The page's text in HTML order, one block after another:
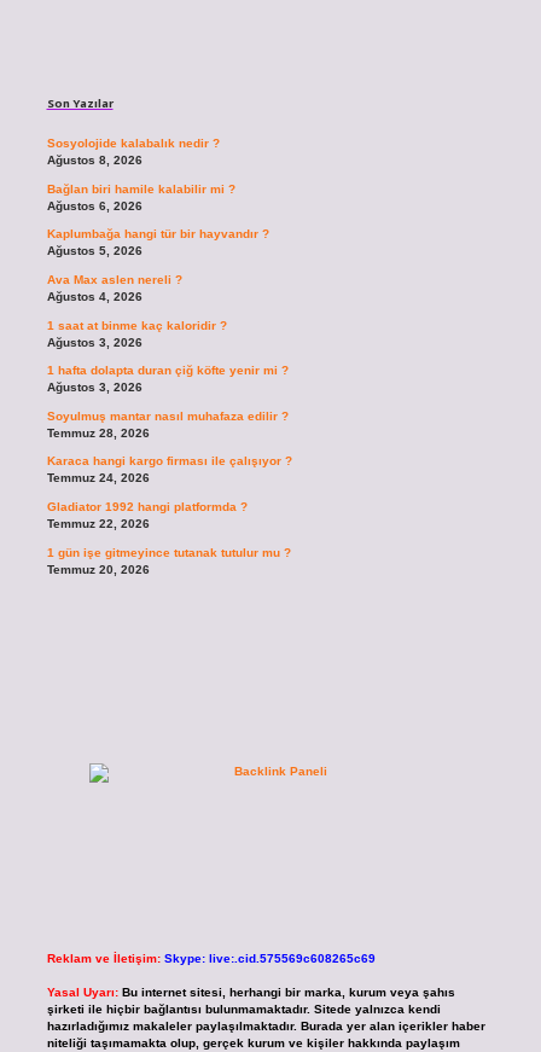
Son Yazılar
Sosyolojide kalabalık nedir ?
Ağustos 8, 2026
Bağlan biri hamile kalabilir mi ?
Ağustos 6, 2026
Kaplumbağa hangi tür bir hayvandır ?
Ağustos 5, 2026
Ava Max aslen nereli ?
Ağustos 4, 2026
1 saat at binme kaç kaloridir ?
Ağustos 3, 2026
1 hafta dolapta duran çiğ köfte yenir mi ?
Ağustos 3, 2026
Soyulmuş mantar nasıl muhafaza edilir ?
Temmuz 28, 2026
Karaca hangi kargo firması ile çalışıyor ?
Temmuz 24, 2026
Gladiator 1992 hangi platformda ?
Temmuz 22, 2026
1 gün işe gitmeyince tutanak tutulur mu ?
Temmuz 20, 2026
Reklam ve İletişim: Skype: live:.cid.575569c608265c69
Yasal Uyarı: Bu internet sitesi, herhangi bir marka, kurum veya şahıs
şirketi ile hiçbir bağlantısı bulunmamaktadır. Sitede yalnızca kendi
hazırladığımız makaleler paylaşılmaktadır. Burada yer alan içerikler haber
niteliği taşımamakta olup, gerçek kurum ve kişiler hakkında paylaşım